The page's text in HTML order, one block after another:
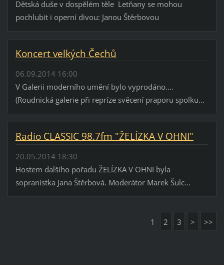
Dětská duše v dospělém těle Letňany se mohou
pochlubit i operní divou: Janou Štěrbovou
Koncert velkých Čechů
06.09.2014 16:00
V Galerii moderního umění bylo vyprodáno....
(Roudnická galerie při repríze svěcení praporu spolku...
Radio CLASSIC 98.7fm "ŽELÍZKA V OHNI"
20.05.2014 18:30
Hostem dalšího pořadu ŽELÍZKA V OHNI byla
sopranistka Jana Štěrbová. Moderátor Marek Šulc...
1 2 3 > >>